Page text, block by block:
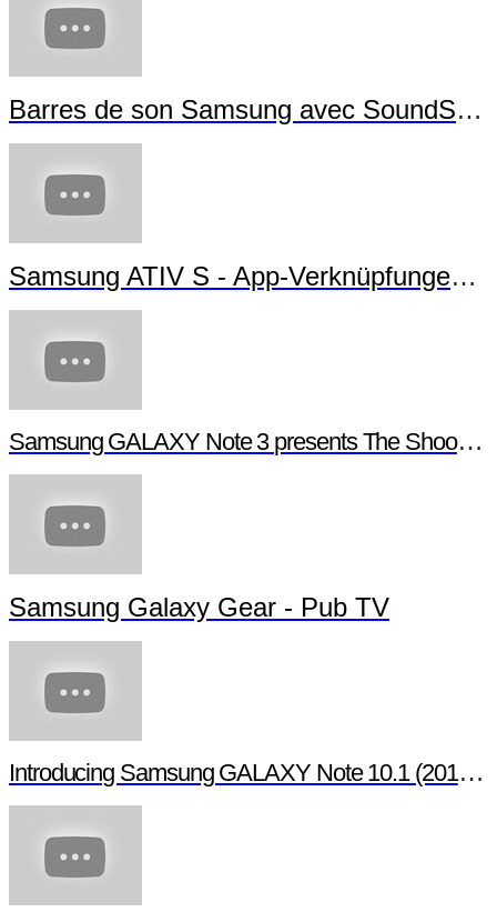
Barres de son Samsung avec SoundShare
Samsung ATIV S - App-Verknüpfungen erstellen
Samsung GALAXY Note 3 presents The Shoot - Behind the scenes
Samsung Galaxy Gear - Pub TV
Introducing Samsung GALAXY Note 10.1 (2014 Edition)